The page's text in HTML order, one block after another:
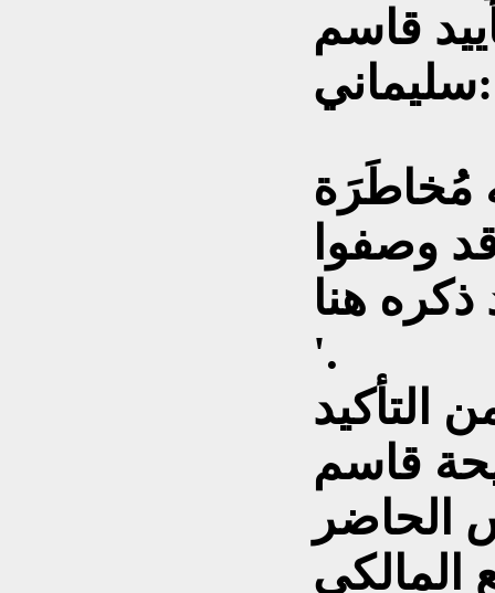
قاسم
سليماني:
مُخاطَرَة
وصفوا
هنا..!!!!
'.
التأكيد
قاسم
الحاضر